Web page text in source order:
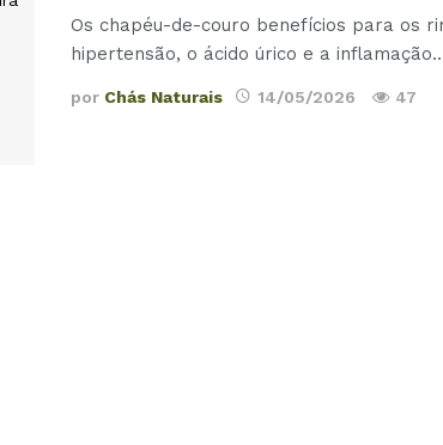
Os chapéu-de-couro benefícios para os
hipertensão, o ácido úrico e a inflamação
por Chás Naturais 14/05/2026 47